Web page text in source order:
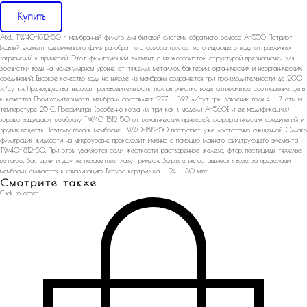
Купить
Atoll TW40-1812-50 - мембранный фильтр для бытовой системы обратного осмоса А-550 Патриот.
Главный элемент одноименного фильтра обратного осмоса, полностью очищающего воду от различных
загрязнений и примесей. Этот фильтрующий элемент с мелкопористой структурой предназначен для
доочистки воды на молекулярном уровне от тяжелых металлов, бактерий, органических и неорганических
соединений. Высокое качество воды на выходе из мембраны сохраняется при производительности до 200
л/сутки. Преимущества: высокая производительность; полная очистка воды; оптимальное соотношение цены
и качества. Производительность мембраны составляет 227 — 397 л/сут при давлении воды 4 — 7 атм и
температуре 25°С. Префильтры (особенно когда их три, как в модели A-560E и ее модификациях)
хорошо защищают мембрану TW40-1812-50 от механических примесей, хлорорганических соединений и
других веществ. Поэтому вода к мембране TW40-1812-50 поступает уже достаточно очищенной. Однако
фильтрация жидкости на микроуровне происходит именно с помощью главного фильтрующего элемента
TW40-1812-50. При этом удаляются соли жесткости, растворенное железо, фтор, пестициды, тяжелые
металлы, бактерии и другие незаметные глазу примеси. Загрязнения, оставшиеся в воде за пределами
мембраны, смываются в канализацию. Ресурс картриджа — 24 — 30 мес.
Смотрите также
Click to order